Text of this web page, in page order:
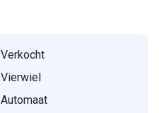
Verkocht
Vierwiel
Automaat